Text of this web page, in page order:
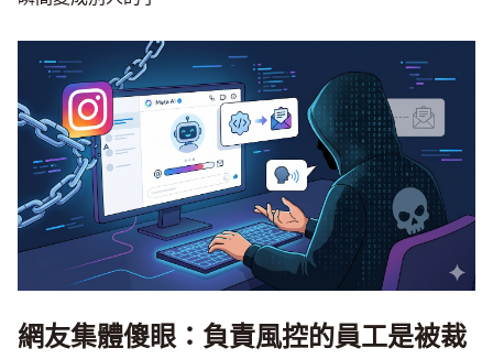
網友集體傻眼：負責風控的員工是被裁